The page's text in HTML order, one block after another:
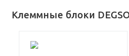
Клеммные блоки